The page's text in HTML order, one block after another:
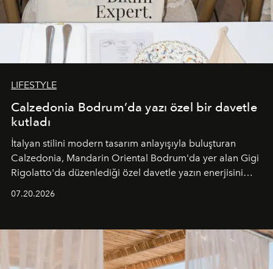
LIFESTYLE
Calzedonia Bodrum’da yazı özel bir davetle
kutladı
İtalyan stilini modern tasarım anlayışıyla buluşturan
Calzedonia, Mandarin Oriental Bodrum'da yer alan Gigi
Rigolatto'da düzenlediği özel davetle yazın enerjisini
07.20.2026